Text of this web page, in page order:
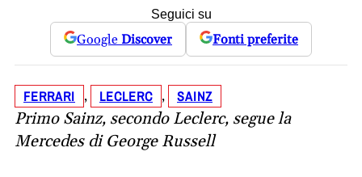
Seguici su
Google Discover Fonti preferite
FERRARI , LECLERC , SAINZ
Primo Sainz, secondo Leclerc, segue la
Mercedes di George Russell